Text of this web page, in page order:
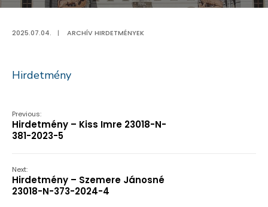
2025.07.04. | ARCHÍV HIRDETMÉNYEK
Hirdetmény
Previous:
Hirdetmény – Kiss Imre 23018-N-
381-2023-5
Next:
Hirdetmény – Szemere Jánosné
23018-N-373-2024-4